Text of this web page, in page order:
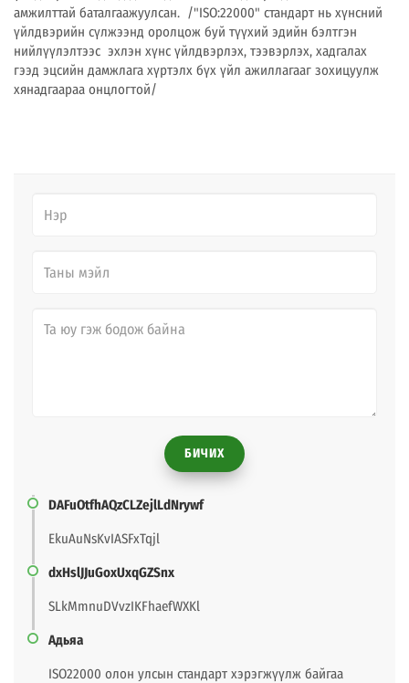
амжилттай баталгаажуулсан. /"ISO:22000" стандарт нь хүнсний
үйлдвэрийн сүлжээнд оролцож буй түүхий эдийн бэлтгэн
нийлүүлэлтээс эхлэн хүнс үйлдвэрлэх, тээвэрлэх, хадгалах
гээд эцсийн дамжлага хүртэлх бүх үйл ажиллагааг зохицуулж
хянадгаараа онцлогтой/
БИЧИХ
DAFuOtfhAQzCLZejlLdNrywf
EkuAuNsKvIASFxTqjl
dxHslJJuGoxUxqGZSnx
SLkMmnuDVvzIKFhaefWXKl
Адьяа
ISO22000 олон улсын стандарт хэрэгжүүлж байгаа